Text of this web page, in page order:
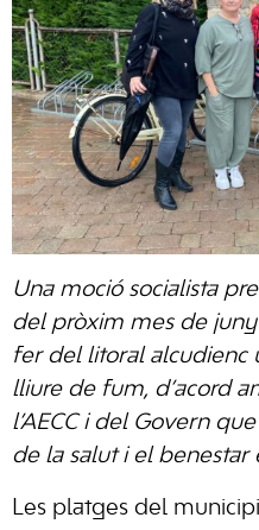
Una moció socialista
del pròxim mes de
fer del litoral alcudienc
lliure de fum, d’acord
l’AECC i del Govern
de la salut i el benestar
Les platges del